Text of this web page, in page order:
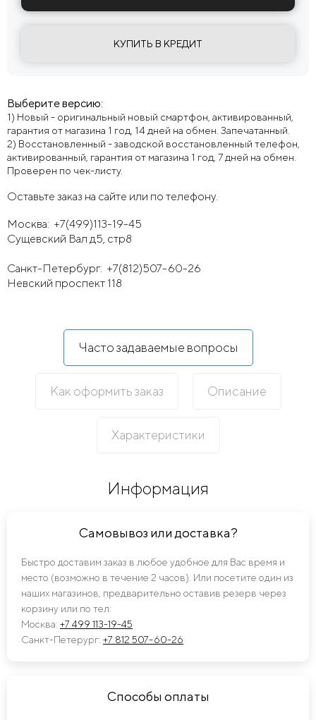
КУПИТЬ В КРЕДИТ
Выберите версию:
1) Новый - оригинальный новый смартфон, активированный,
гарантия от магазина 1 год, 14 дней на обмен. Запечатанный.
2) Восстановленный - заводской восстановленный телефон,
активированный, гарантия от магазина 1 год, 7 дней на обмен.
Проверен по чек-листу.
Оставьте заказ на сайте или по телефону.
Москва: +7(499)113-19-45
Сущевский Вал д5, стр8
Санкт-Петербург: +7(812)507-60-26
Невский проспект 118
Часто задаваемые вопросы
Как оформить заказ Описание
Характеристики
Информация
Самовывоз или доставка?
Быстро доставим заказ в любое удобное для Вас время и
место (возможно в течение 2 часов). Или посетите один из
наших магазинов, предварительно оставив резерв через
корзину или по тел:
Москва: +7 499 113-19-45
Санкт-Петерург: +7 812 507-60-26
Способы оплаты